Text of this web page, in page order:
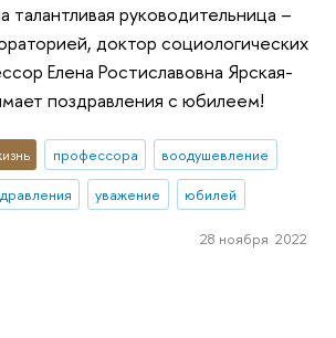
руководительница –
доктор социологических
Елена Ростиславовна Ярская-
поздравления с юбилеем!
профессора
воодушевление
уважение юбилей
28 ноября 2022